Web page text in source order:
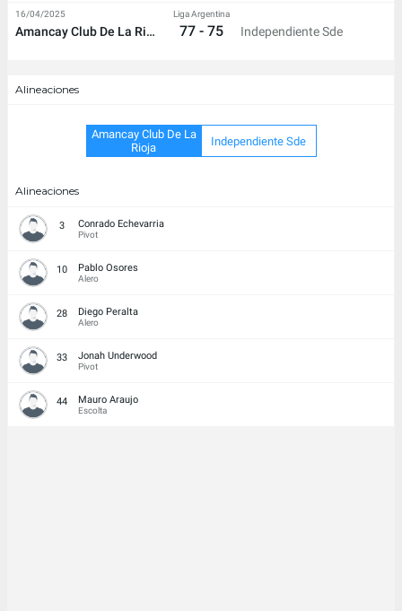
Alineaciones
Amancay Club De La
Rioja
Independiente Sde
Alineaciones
3 Conrado Echevarria
Pivot
10 Pablo Osores
Alero
28 Diego Peralta
Alero
33 Jonah Underwood
Pivot
44 Mauro Araujo
Escolta
Amancay Club De La Rioja
Liga Argentina
77 - 75 Independiente Sde
16/04/2025